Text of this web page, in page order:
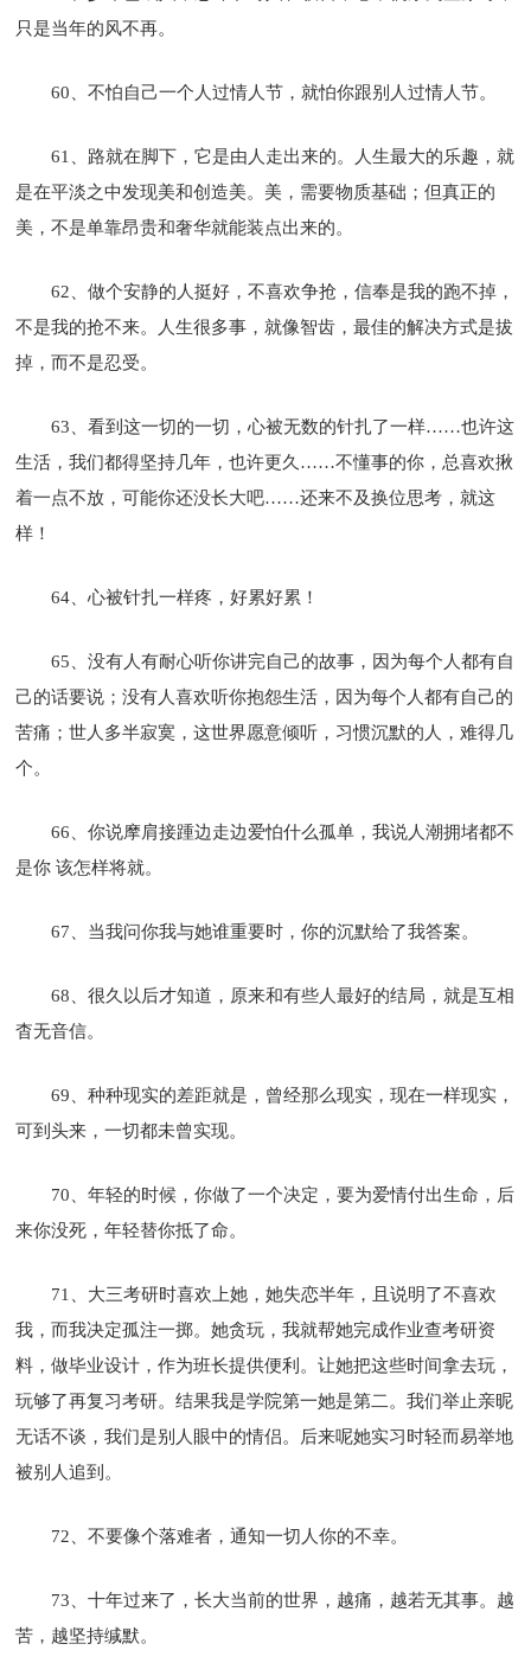
只是当年的风不再。
60、不怕自己一个人过情人节，就怕你跟别人过情人节。
61、路就在脚下，它是由人走出来的。人生最大的乐趣，就
是在平淡之中发现美和创造美。美，需要物质基础；但真正的
美，不是单靠昂贵和奢华就能装点出来的。
62、做个安静的人挺好，不喜欢争抢，信奉是我的跑不掉，
不是我的抢不来。人生很多事，就像智齿，最佳的解决方式是拔
掉，而不是忍受。
63、看到这一切的一切，心被无数的针扎了一样……也许这
生活，我们都得坚持几年，也许更久……不懂事的你，总喜欢揪
着一点不放，可能你还没长大吧……还来不及换位思考，就这
样！
64、心被针扎一样疼，好累好累！
65、没有人有耐心听你讲完自己的故事，因为每个人都有自
己的话要说；没有人喜欢听你抱怨生活，因为每个人都有自己的
苦痛；世人多半寂寞，这世界愿意倾听，习惯沉默的人，难得几
个。
66、你说摩肩接踵边走边爱怕什么孤单，我说人潮拥堵都不
是你 该怎样将就。
67、当我问你我与她谁重要时，你的沉默给了我答案。
68、很久以后才知道，原来和有些人最好的结局，就是互相
杳无音信。
69、种种现实的差距就是，曾经那么现实，现在一样现实，
可到头来，一切都未曾实现。
70、年轻的时候，你做了一个决定，要为爱情付出生命，后
来你没死，年轻替你抵了命。
71、大三考研时喜欢上她，她失恋半年，且说明了不喜欢
我，而我决定孤注一掷。她贪玩，我就帮她完成作业查考研资
料，做毕业设计，作为班长提供便利。让她把这些时间拿去玩，
玩够了再复习考研。结果我是学院第一她是第二。我们举止亲昵
无话不谈，我们是别人眼中的情侣。后来呢她实习时轻而易举地
被别人追到。
72、不要像个落难者，通知一切人你的不幸。
73、十年过来了，长大当前的世界，越痛，越若无其事。越
苦，越坚持缄默。